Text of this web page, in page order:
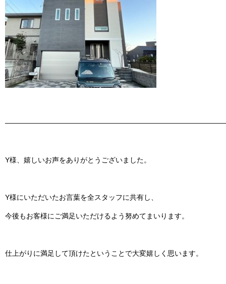
Y様、嬉しいお声をありがとうございました。
Y様にいただいたお言葉を全スタッフに共有し、
今後もお客様にご満足いただけるよう努めてまいります。
仕上がりに満足して頂けたということで大変嬉しく思います。